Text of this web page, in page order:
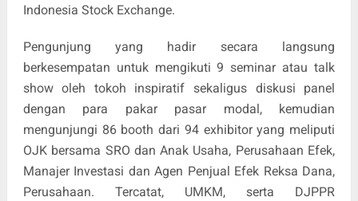
Indonesia Stock Exchange.
Pengunjung yang hadir secara langsung
berkesempatan untuk mengikuti 9 seminar atau talk
show oleh tokoh inspiratif sekaligus diskusi panel
dengan para pakar pasar modal, kemudian
mengunjungi 86 booth dari 94 exhibitor yang meliputi
OJK bersama SRO dan Anak Usaha, Perusahaan Efek,
Manajer Investasi dan Agen Penjual Efek Reksa Dana,
Perusahaan. Tercatat, UMKM, serta DJPPR